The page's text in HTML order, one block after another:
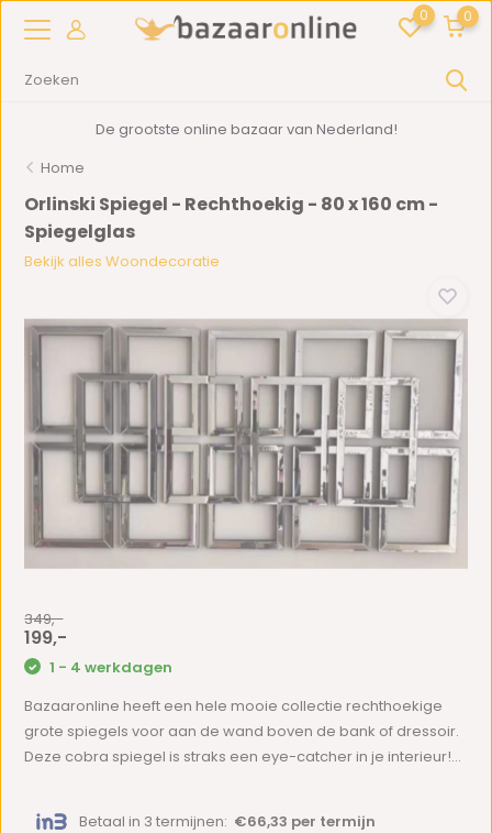
0 0
De grootste online bazaar van Nederland!
Home
Orlinski Spiegel - Rechthoekig - 80 x 160 cm -
Spiegelglas
Bekijk alles Woondecoratie
349,-
199,-
1 - 4 werkdagen
Bazaaronline heeft een hele mooie collectie rechthoekige
grote spiegels voor aan de wand boven de bank of dressoir.
Deze cobra spiegel is straks een eye-catcher in je interieur!...
Betaal in 3 termijnen: €66,33 per termijn